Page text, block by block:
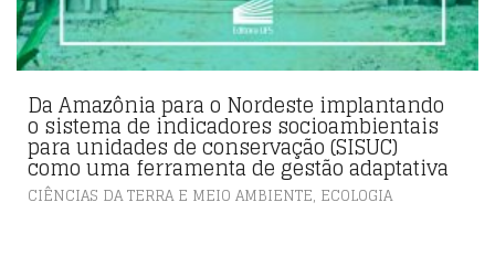
Da Amazônia para o Nordeste implantando
o sistema de indicadores socioambientais
para unidades de conservação (SISUC)
como uma ferramenta de gestão adaptativa
CIÊNCIAS DA TERRA E MEIO AMBIENTE, ECOLOGIA